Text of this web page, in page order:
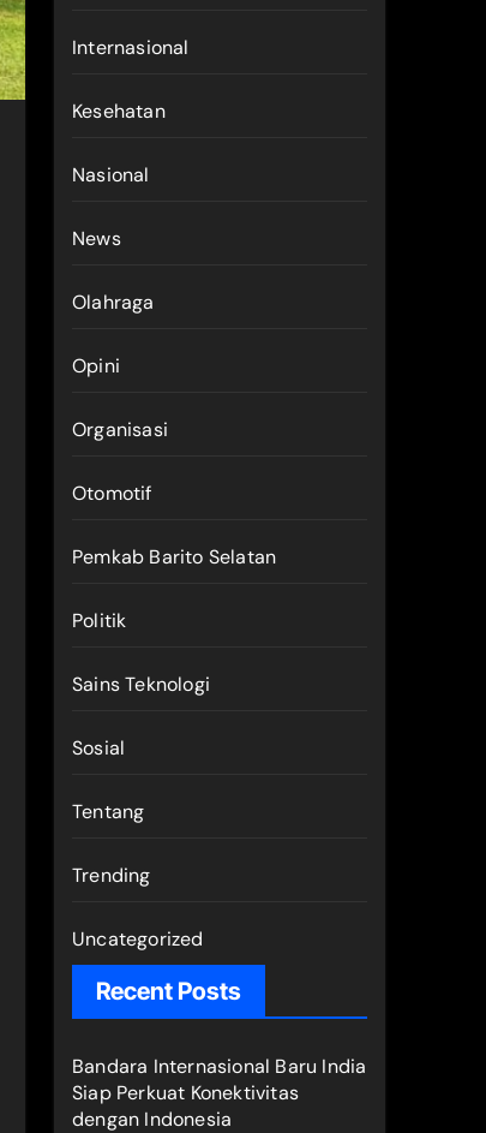
Internasional
Kesehatan
Nasional
News
Olahraga
Opini
Organisasi
Otomotif
Pemkab Barito Selatan
Politik
Sains Teknologi
Sosial
Tentang
Trending
Uncategorized
Recent Posts
Bandara Internasional Baru India
Siap Perkuat Konektivitas
dengan Indonesia